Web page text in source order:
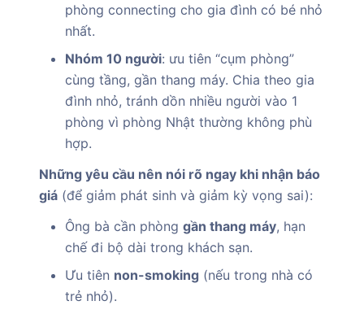
phòng connecting cho gia đình có bé nhỏ
nhất.
Nhóm 10 người: ưu tiên “cụm phòng”
cùng tầng, gần thang máy. Chia theo gia
đình nhỏ, tránh dồn nhiều người vào 1
phòng vì phòng Nhật thường không phù
hợp.
Những yêu cầu nên nói rõ ngay khi nhận báo
giá (để giảm phát sinh và giảm kỳ vọng sai):
Ông bà cần phòng gần thang máy, hạn
chế đi bộ dài trong khách sạn.
Ưu tiên non-smoking (nếu trong nhà có
trẻ nhỏ).